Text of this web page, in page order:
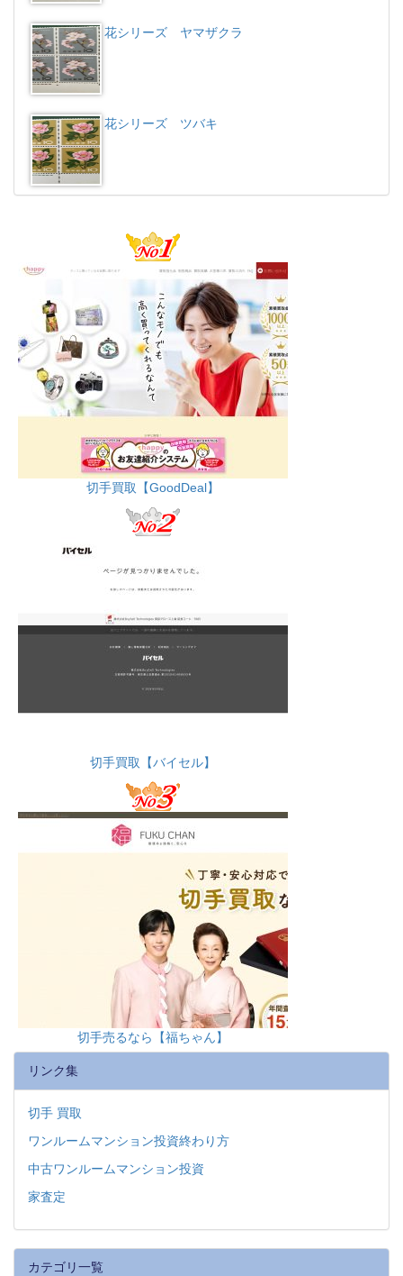
花シリーズ ヤマザクラ
花シリーズ ツバキ
切手買取【GoodDeal】
切手買取【バイセル】
切手売るなら【福ちゃん】
リンク集
切手 買取
ワンルームマンション投資終わり方
中古ワンルームマンション投資
家査定
カテゴリ一覧